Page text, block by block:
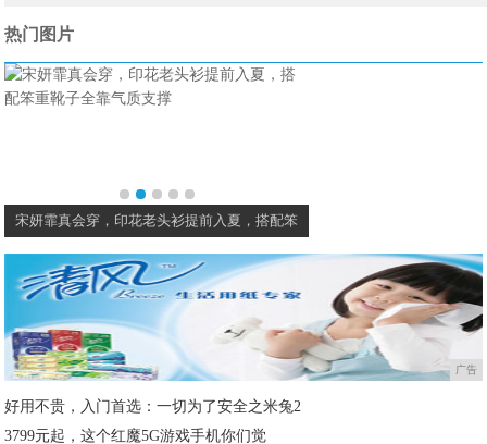
热门图片
宋妍霏真会穿，印花老头衫提前入夏，搭配笨
广告
好用不贵，入门首选：一切为了安全之米兔2
3799元起，这个红魔5G游戏手机你们觉